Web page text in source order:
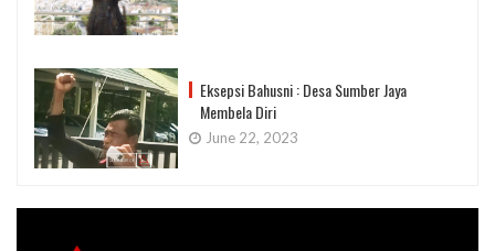
Eksepsi Bahusni : Desa Sumber Jaya
Membela Diri
June 22, 2023